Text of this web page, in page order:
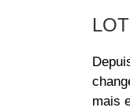
mais